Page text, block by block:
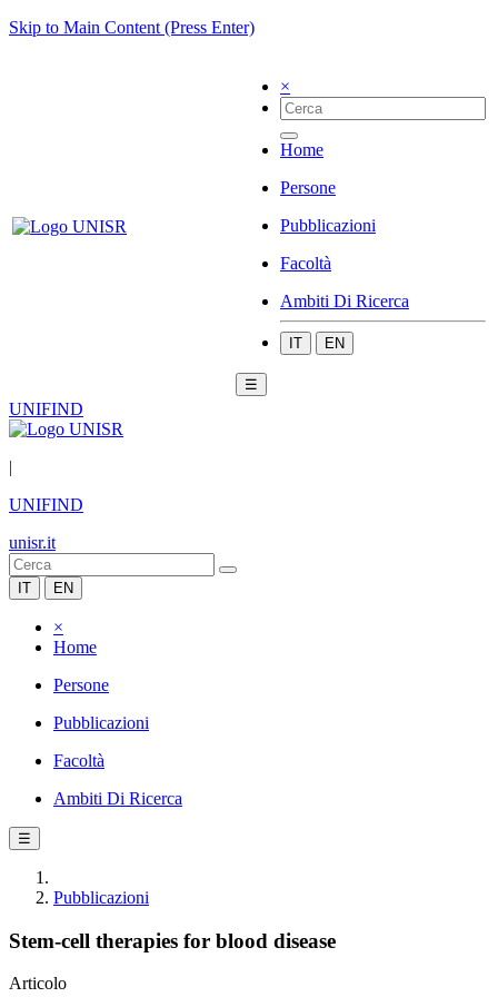
Skip to Main Content (Press Enter)
×
Home
Persone
Pubblicazioni
Facoltà
Ambiti Di Ricerca
IT EN
☰
UNIFIND
|
UNIFIND
unisr.it
IT EN
×
Home
Persone
Pubblicazioni
Facoltà
Ambiti Di Ricerca
☰
Pubblicazioni
Stem-cell therapies for blood disease
Articolo